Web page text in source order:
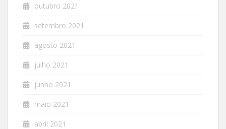
outubro 2021
setembro 2021
agosto 2021
julho 2021
junho 2021
maio 2021
abril 2021